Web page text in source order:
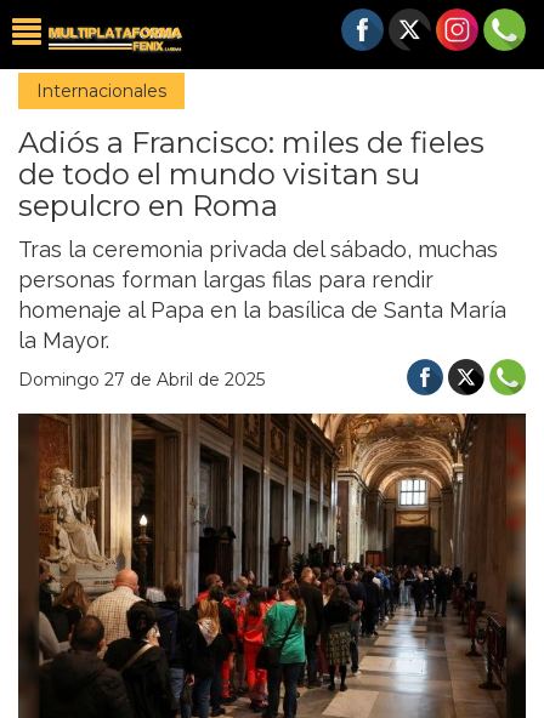
Internacionales
Adiós a Francisco: miles de fieles
de todo el mundo visitan su
sepulcro en Roma
Tras la ceremonia privada del sábado, muchas
personas forman largas filas para rendir
homenaje al Papa en la basílica de Santa María
la Mayor.
Domingo 27 de Abril de 2025